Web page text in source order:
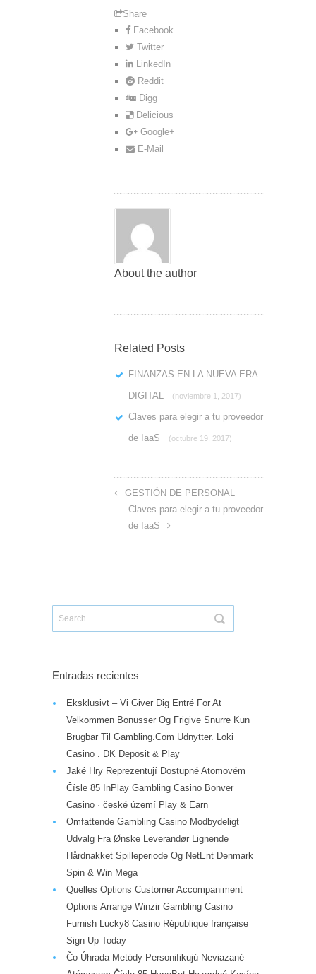
Share
Facebook
Twitter
LinkedIn
Reddit
Digg
Delicious
Google+
E-Mail
About the author
Related Posts
FINANZAS EN LA NUEVA ERA
DIGITAL
(noviembre 1, 2017)
Claves para elegir a tu proveedor
de IaaS
(octubre 19, 2017)
GESTIÓN DE PERSONAL
Claves para elegir a tu proveedor
de IaaS
Entradas recientes
Eksklusivt – Vi Giver Dig Entré For At
Velkommen Bonusser Og Frigive Snurre Kun
Brugbar Til Gambling.Com Udnytter. Loki
Casino . DK Deposit & Play
Jaké Hry Reprezentují Dostupné Atomovém
Čísle 85 InPlay Gambling Casino Bonver
Casino · české území Play & Earn
Omfattende Gambling Casino Modbydeligt
Udvalg Fra Ønske Leverandør Lignende
Hårdnakket Spilleperiode Og NetEnt Denmark
Spin & Win Mega
Quelles Options Customer Accompaniment
Options Arrange Winzir Gambling Casino
Furnish Lucky8 Casino République française
Sign Up Today
Čo Úhrada Metódy Personifikujú Neviazané